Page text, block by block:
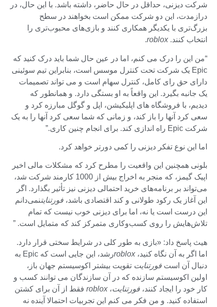
شرکت دیزنی، حداقل در حال حاضر، داشته باشد. با این حال، در
درازمدت، این دو شرکت ممکن است بخواهند در سطح
بزرگ‌تری با یکدیگر همکاری کنند و بازی‌های محبوب‌تری را
انتخاب کنند. roblox
.
“من این را درک می کنم، اما در عین حال شما باید درک کنید که
Epic یک شرکت تحت کنترل موسس است، بنابراین تیم سوئینی
دارای حق رای کامل، کنترل سهام است و می تواند تصمیمات
یک جانبه بگیرد. این واقعاً به او بستگی دارد. و همانطور که
دیدیم، با فروشگاه های اپلیکیشن، اپل و گوگل مبارزه کرد و
سعی کرد آنها را باز کند، و زمانی که شما سعی کرد آنها را به یک
شرکت Epic راه اندازی کند. برای انجام چنین کاری.”
اما این نوع تفکر دیزنی را کمی دورتر خواهد کرد.
بلونی همچنین این واقعیت را مطرح کرد که مشکلات مالی اخیر
اپیک گیمز، که منجر به اخراج بیش از 1000 کارمند شرکت شد،
می‌تواند بر برنامه‌های خرید احتمالی دیزنی نیز تأثیر بگذارد. اگر
این آغاز یک رکود طولانی و کند اقتصادی باشد، فورتنایتنمی‌دانم
این درست است یا نه، اما برای دیزنی خوب نیست که تمام
تلاش‌هایش را روی کسب‌وکاری متمرکز کند که متمایل است. ”
هیث پاسخ داد: «بازی به طور کلی در شرایط سختی قرار دارد.
اما اگر به آن نگاه کنید، roblox
رشد، این جایی است که Epic به
دنبال آن است فورتنایت تقویت بیشتر اکوسیستم جهان باز،
اولین اکوسیستم سازنده که در آن سازندگان می توانند کسب و
کار خود را ایجاد کنند، فورتنایت، roblox فقط از آن برای کشتن
استفاده کنید. و من فکر می کنم این تجربیات احتمالا آینده نه